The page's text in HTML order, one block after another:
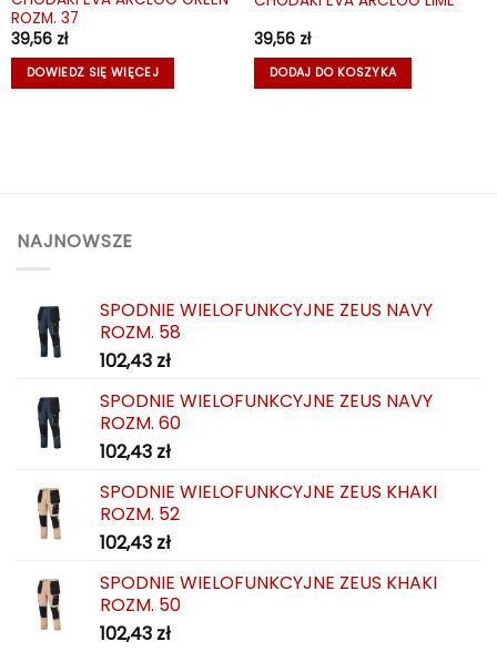
ROZM. 37
39,56 zł
DOWIEDZ SIĘ WIĘCEJ
39,56 zł
DODAJ DO KOSZYKA
NAJNOWSZE
SPODNIE WIELOFUNKCYJNE ZEUS NAVY
ROZM. 58
102,43 zł
SPODNIE WIELOFUNKCYJNE ZEUS NAVY
ROZM. 60
102,43 zł
SPODNIE WIELOFUNKCYJNE ZEUS KHAKI
ROZM. 52
102,43 zł
SPODNIE WIELOFUNKCYJNE ZEUS KHAKI
ROZM. 50
102,43 zł